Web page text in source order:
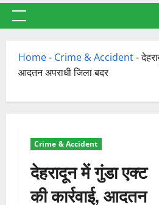
प्राथमिक
Home- Crime & Accident-
आदतन अपराधी जिला बदर
Crime & Accident
देहरादून में गुंडा एक्ट
की कार्रवाई, आदतन